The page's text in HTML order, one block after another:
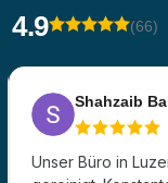
4.9 (66)
Shahzaib
Unser Büro in